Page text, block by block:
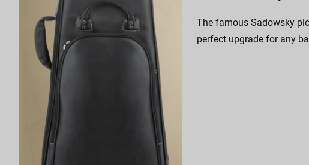
The famous Sadowsky
perfect upgrade for any